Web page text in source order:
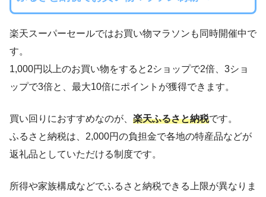
楽天スーパーセールではお買い物マラソンも同時開催中で
す。
1,000円以上のお買い物をすると2ショップで2倍、3ショ
ップで3倍と、最大10倍にポイントが獲得できます。
買い回りにおすすめなのが、 楽天ふるさと納税です。
ふるさと納税は、2,000円の負担金で各地の特産品などが
返礼品としていただける制度です。
所得や家族構成などでふるさと納税できる上限が異なりま